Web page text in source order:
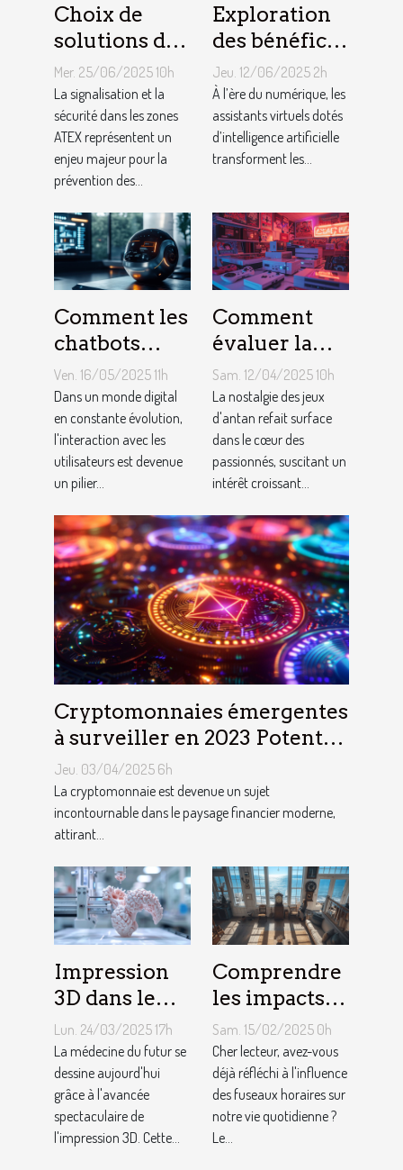
Choix de
solutions de
signalisation
et de sécurité
adaptées aux
zones ATEX
Mer. 25/06/2025 10h
La signalisation et la
sécurité dans les zones
ATEX représentent un
enjeu majeur pour la
prévention des...
Exploration
des bénéfices
des assistants
virtuels
basés sur l'IA
en français
Jeu. 12/06/2025 2h
À l’ère du numérique, les
assistants virtuels dotés
d’intelligence artificielle
transforment les...
Comment les
chatbots
améliorent
l'engagement
et la
conversion
des
utilisateurs
Ven. 16/05/2025 11h
Dans un monde digital
en constante évolution,
l'interaction avec les
utilisateurs est devenue
un pilier...
Comment
évaluer la
valeur de vos
consoles de
jeux vidéo
rétro
Sam. 12/04/2025 10h
La nostalgie des jeux
d'antan refait surface
dans le cœur des
passionnés, suscitant un
intérêt croissant...
Cryptomonnaies émergentes
à surveiller en 2023 Potentiel
de croissance et risques
associés
Jeu. 03/04/2025 6h
La cryptomonnaie est devenue un sujet
incontournable dans le paysage financier moderne,
attirant...
Impression
3D dans le
secteur
médical
progrès et
futurs usages
Lun. 24/03/2025 17h
La médecine du futur se
dessine aujourd'hui
grâce à l'avancée
spectaculaire de
l'impression 3D. Cette...
Comprendre
les impacts
du fuseau
horaire
atlantique
sur le
quotidien
Sam. 15/02/2025 0h
Cher lecteur, avez-vous
déjà réfléchi à l'influence
des fuseaux horaires sur
notre vie quotidienne ?
Le...